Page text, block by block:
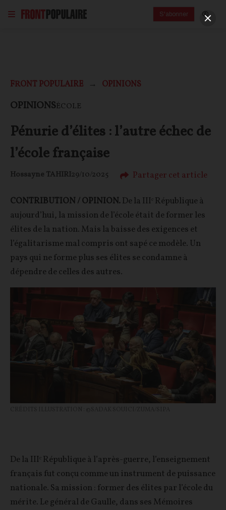
S'abonner
FRONT POPULAIRE OPINIONS
OPINIONSÉCOLE
Pénurie d’élites : l’autre échec de
l’école française
Hossayne TAHIRI29/10/2025 Partager cet article
CONTRIBUTION / OPINION.De la IIIᵉ République à
aujourd’hui, la mission de l’école était de former les
élites de la nation. Mais la baisse des exigences et
l’égalitarisme mal compris ont sapé ce modèle. Un
pays qui ne forme plus ses élites se condamne à
dépendre de celles des autres.
De la IIIᵉ République à l’après-guerre, l’enseignement
français fut conçu comme un instrument de puissance
nationale. Sa mission : former des élites par l’école du
mérite. Le général de Gaulle, dans ses Mémoires